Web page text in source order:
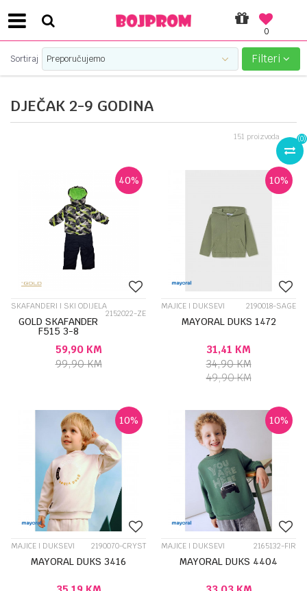
0
SIGURNO PLAĆANJE PLATNIM KARTICAMA!
(0)
DJEČAK 2-9 GODINA
Sortiraj Filteri
151 proizvoda
40%
SKAFANDERI I SKI ODIJELA
2152022-ZE
GOLD SKAFANDER
F515 3-8
59,90 KM
99,90KM
10%
MAJICE I DUKSEVI 2190018-SAGE
MAYORAL DUKS 1472
31,41 KM
34,90KM
49,90KM
10%
MAJICE I DUKSEVI 2190070-CRYST
MAYORAL DUKS 3416
10%
MAJICE I DUKSEVI 2165132-FIR
MAYORAL DUKS 4404